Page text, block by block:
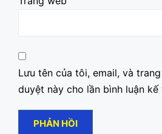
Lưu tên của tôi, email, và
duyệt này cho lần bình luận